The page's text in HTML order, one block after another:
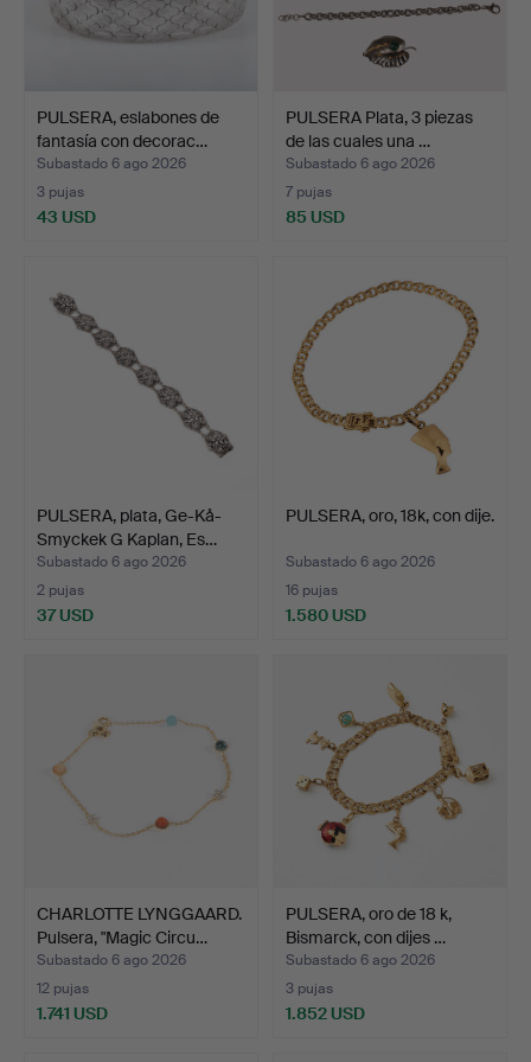
PULSERA, eslabones de
fantasía con decorac…
Subastado 6 ago 2026
3 pujas
43 USD
PULSERA Plata, 3 piezas
de las cuales una …
Subastado 6 ago 2026
7 pujas
85 USD
PULSERA, plata, Ge-Kå-
Smyckek G Kaplan, Es…
Subastado 6 ago 2026
2 pujas
37 USD
PULSERA, oro, 18k, con dije.
Subastado 6 ago 2026
16 pujas
1.580 USD
CHARLOTTE LYNGGAARD.
Pulsera, "Magic Circu…
Subastado 6 ago 2026
12 pujas
1.741 USD
PULSERA, oro de 18 k,
Bismarck, con dijes …
Subastado 6 ago 2026
3 pujas
1.852 USD